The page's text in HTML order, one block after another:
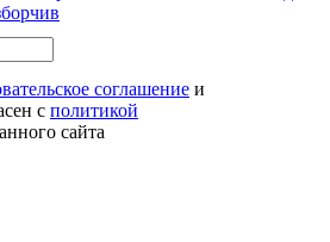
соглашение и
с политикой
сайта